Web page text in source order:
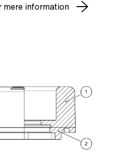
mere information